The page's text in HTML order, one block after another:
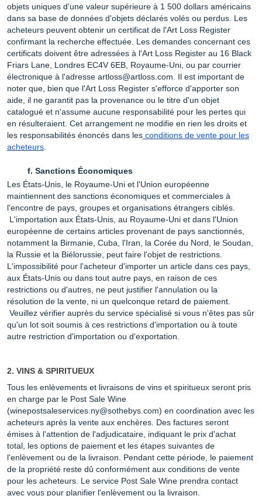
objets uniques d'une valeur supérieure à 1 500 dollars américains
dans sa base de données d'objets déclarés volés ou perdus. Les
acheteurs peuvent obtenir un certificat de l'Art Loss Register
confirmant la recherche effectuée. Les demandes concernant ces
certificats doivent être adressées à l'Art Loss Register au 16 Black
Friars Lane, Londres EC4V 6EB, Royaume-Uni, ou par courrier
électronique à l'adresse artloss@artloss.com. Il est important de
noter que, bien que l'Art Loss Register s'efforce d'apporter son
aide, il ne garantit pas la provenance ou le titre d'un objet
catalogué et n'assume aucune responsabilité pour les pertes qui
en résulteraient. Cet arrangement ne modifie en rien les droits et
les responsabilités énoncés dans les conditions de vente pour les
acheteurs
Sanctions Économiques
Les États-Unis, le Royaume-Uni et l'Union européenne
maintiennent des sanctions économiques et commerciales à
l'encontre de pays, groupes et organisations étrangers ciblés.
L'importation aux États-Unis, au Royaume-Uni et dans l'Union
européenne de certains articles provenant de pays sanctionnés,
notamment la Birmanie, Cuba, l'Iran, la Corée du Nord, le Soudan,
la Russie et la Biélorussie, peut faire l'objet de restrictions.
L'impossibilité pour l'acheteur d'importer un article dans ces pays,
aux États-Unis ou dans tout autre pays, en raison de ces
restrictions ou d'autres, ne peut justifier l'annulation ou la
résolution de la vente, ni un quelconque retard de paiement.
Veuillez vérifier auprès du service spécialisé si vous n'êtes pas sûr
qu'un lot soit soumis à ces restrictions d'importation ou à toute
autre restriction d'importation ou d'exportation.
2. VINS & SPIRITUEUX
Tous les enlèvements et livraisons de vins et spiritueux seront pris
en charge par le Post Sale Wine
(winepostsaleservices.ny@sothebys.com) en coordination avec les
acheteurs après la vente aux enchères. Des factures seront
émises à l'attention de l'adjudicataire, indiquant le prix d'achat
total, les options de paiement et les étapes suivantes de
l'enlèvement ou de la livraison. Pendant cette période, le paiement
de la propriété reste dû conformément aux conditions de vente
pour les acheteurs. Le service Post Sale Wine prendra contact
avec vous pour planifier l'enlèvement ou la livraison.